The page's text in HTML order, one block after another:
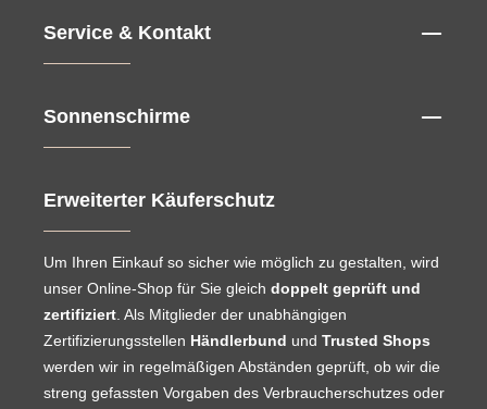
Service & Kontakt
Sonnenschirme
Erweiterter Käuferschutz
Um Ihren Einkauf so sicher wie möglich zu gestalten, wird
unser Online-Shop für Sie gleich doppelt geprüft und
zertifiziert . Als Mitglieder der unabhängigen
Zertifizierungsstellen Händlerbund und Trusted Shops
werden wir in regelmäßigen Abständen geprüft, ob wir die
streng gefassten Vorgaben des Verbraucherschutzes oder